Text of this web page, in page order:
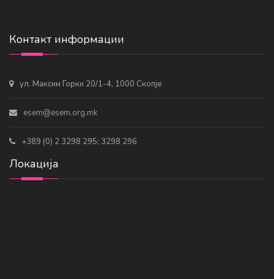
Контакт информации
ул. Максим Горки 20/1-4, 1000 Скопје
esem@esem.org.mk
+389 (0) 2 3298 295; 3298 296
Локација